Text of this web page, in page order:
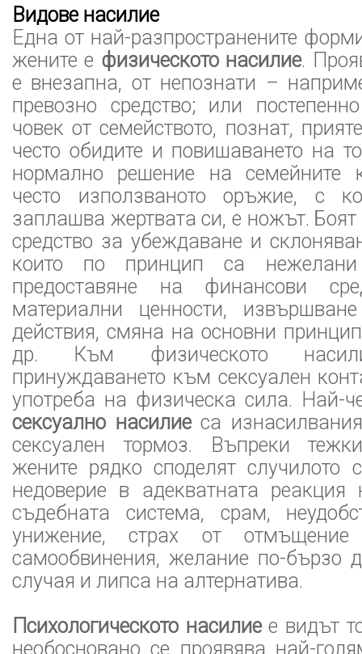
Видове насилие
Една от най-разпространените
жените е физическото насилие.
е внезапна, от непознати –
превозно средство; или
човек от семейството, познат,
често обидите и повишаването на
нормално решение на семейните
често използваното оръжие, с
заплашва жертвата си, е ножът.
средство за убеждаване и
които по принцип са
предоставяне на финансови
материални ценности,
действия, смяна на основни
др. Към физическото
принуждаването към сексуален
употреба на физическа сила. Най-
сексуално насилиеса
сексуален тормоз. Въпреки
жените рядко споделят случилото
недоверие в адекватната
съдебната система, срам,
унижение, страх от отмъщение
самообвинения, желание по-бързо
случая и липса на алтернатива.
Психологическото насилиее видът
необосновано се проявява най-